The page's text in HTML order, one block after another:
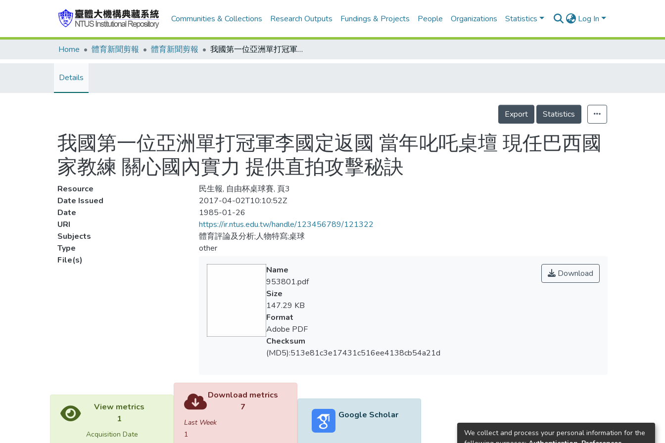
Communities & Collections Research Outputs Fundings & Projects People Organizations Statistics Log In
Home 體育新聞剪報 體育新聞剪報 我國第一位亞洲單打冠軍李國定返國 當年叱吒桌壇 現任巴西國家教練 關心國內實力 提供直拍攻擊秘訣
Details
Export Statistics
我國第一位亞洲單打冠軍李國定返國 當年叱吒桌壇 現任巴西國
家教練 關心國內實力 提供直拍攻擊秘訣
Resource
民生報, 自由杯桌球賽, 頁3
Date Issued
2017-04-02T10:10:52Z
Date
1985-01-26
URI
https://ir.ntus.edu.tw/handle/123456789/121322
Subjects
體育評論及分析;人物特寫;桌球
Type
other
File(s)
Download
Name
953801.pdf
Size
147.29 KB
Format
Adobe PDF
Checksum
(MD5):513e81c3e17431c516ee4138cb54a21d
View metrics
1
Acquisition Date
Download metrics
7
Last Week
1
Google Scholar
We collect and process your personal information for the